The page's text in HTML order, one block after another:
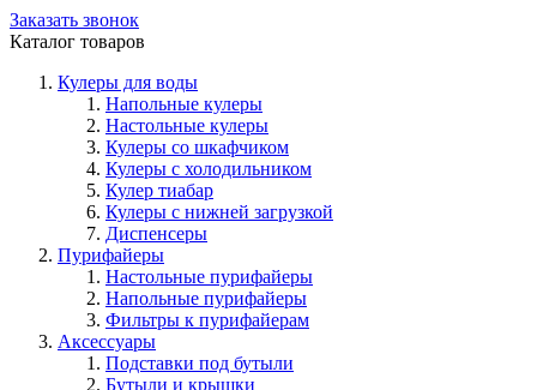
Заказать звонок
Каталог товаров
Кулеры для воды
Напольные кулеры
Настольные кулеры
Кулеры со шкафчиком
Кулеры с холодильником
Кулер тиабар
Кулеры с нижней загрузкой
Диспенсеры
Пурифайеры
Настольные пурифайеры
Напольные пурифайеры
Фильтры к пурифайерам
Аксессуары
Подставки под бутыли
Бутыли и крышки